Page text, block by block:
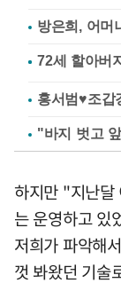
방은희, 어머
홍서범♥조갑
"바지 벗고
하지만 "지난달
는 운영하고 있
저희가 파악해
껏 봐왔던 기술